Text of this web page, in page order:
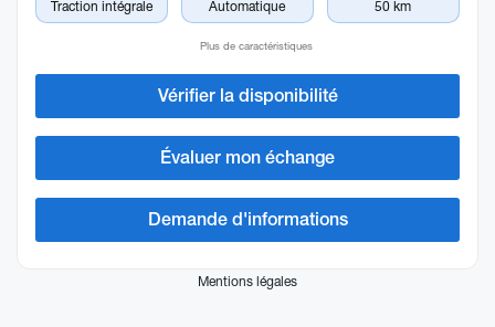
Traction intégrale Automatique 50 km
Plus de caractéristiques
Vérifier la disponibilité
Évaluer mon échange
Demande d'informations
Mentions légales